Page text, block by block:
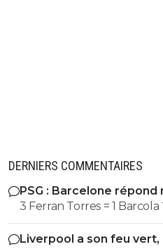
DERNIERS COMMENTAIRES
PSG : Barcelone
Torres
3 Ferran Torres = 1 Barcola
Liverpool a son feu